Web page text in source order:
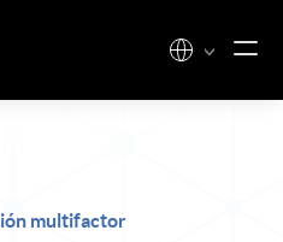
multifactor